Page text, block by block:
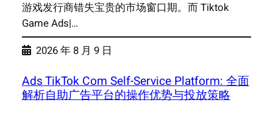
游戏发行商错失宝贵的市场窗口期。而 Tiktok
Game Ads|…
2026 年 8 月 9 日
Ads TikTok Com Self-Service Platform: 全面
解析自助广告平台的操作优势与投放策略